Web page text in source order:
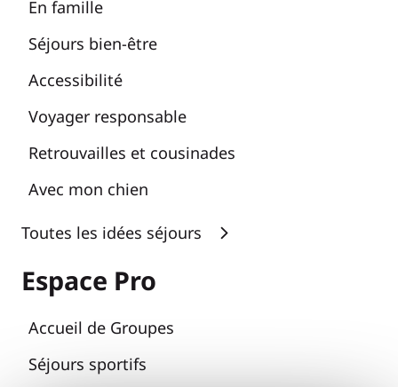
En famille
Séjours bien-être
Accessibilité
Voyager responsable
Retrouvailles et cousinades
Avec mon chien
Toutes les idées séjours
Espace Pro
Accueil de Groupes
Séjours sportifs